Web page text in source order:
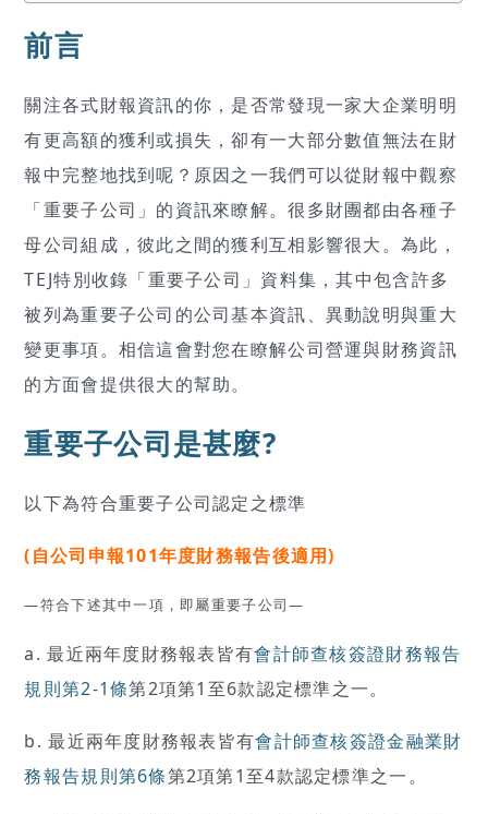
前言
關注各式財報資訊的你，是否常發現一家大企業明明
有更高額的獲利或損失，卻有一大部分數值無法在財
報中完整地找到呢？原因之一我們可以從財報中觀察
「重要子公司」的資訊來瞭解。很多財團都由各種子
母公司組成，彼此之間的獲利互相影響很大。為此，
TEJ特別收錄「重要子公司」資料集，其中包含許多
被列為重要子公司的公司基本資訊、異動說明與重大
變更事項。相信這會對您在瞭解公司營運與財務資訊
的方面會提供很大的幫助。
重要子公司是甚麼?
以下為符合重要子公司認定之標準
(自公司申報101年度財務報告後適用)
—符合下述其中一項，即屬重要子公司—
a. 最近兩年度財務報表皆有會計師查核簽證財務報告
規則第2-1條第2項第1至6款認定標準之一。
b. 最近兩年度財務報表皆有會計師查核簽證金融業財
務報告規則第6條第2項第1至4款認定標準之一。